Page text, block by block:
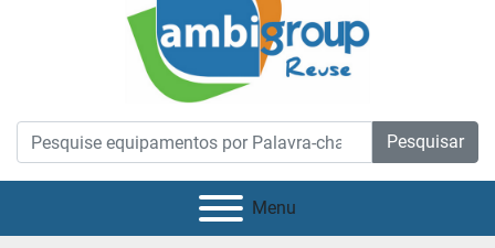
Pesquisar
Menu